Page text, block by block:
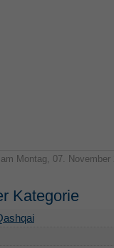
Montag, 07. November
Kategorie